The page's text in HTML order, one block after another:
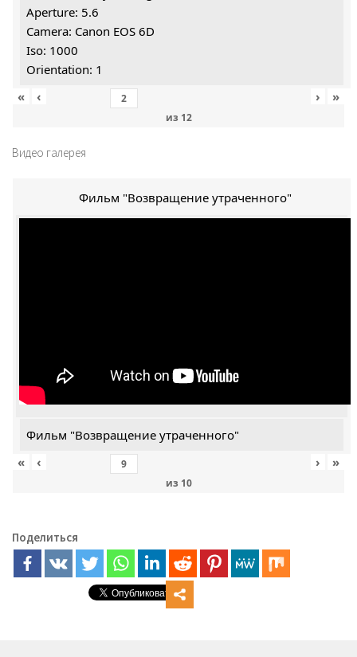
Aperture: 5.6
Camera: Canon EOS 6D
Iso: 1000
Orientation: 1
«
‹
из 12
› »
Видео галерея
Фильм "Возвращение утраченного"
Фильм "Возвращение утраченного"
«
‹
из 10
› »
Поделиться